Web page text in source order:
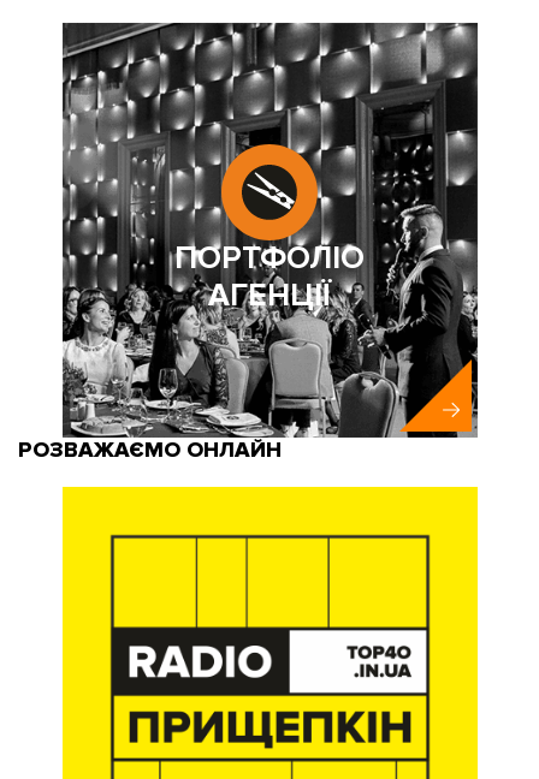
ПОРТФОЛІО
АГЕНЦІЇ
РОЗВАЖАЄМО ОНЛАЙН